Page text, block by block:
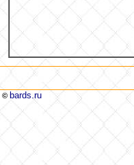
© bards.ru